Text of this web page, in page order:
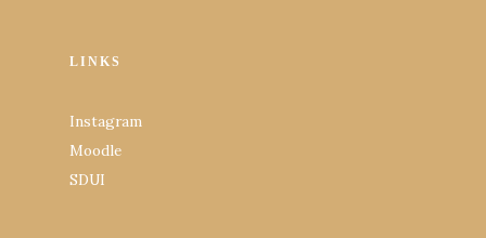
LINKS
Instagram
Moodle
SDUI